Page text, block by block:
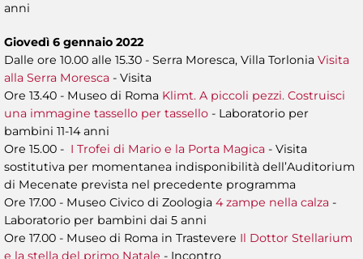
anni
Giovedì 6 gennaio 2022
Dalle ore 10.00 alle 15.30 - Serra Moresca, Villa Torlonia Visita
alla Serra Moresca - Visita
Ore 13.40 - Museo di Roma Klimt. A piccoli pezzi. Costruisci
una immagine tassello per tassello - Laboratorio per
bambini 11-14 anni
Ore 15.00 - I Trofei di Mario e la Porta Magica - Visita
sostitutiva per momentanea indisponibilità dell’Auditorium
di Mecenate prevista nel precedente programma
Ore 17.00 - Museo Civico di Zoologia 4 zampe nella calza -
Laboratorio per bambini dai 5 anni
Ore 17.00 - Museo di Roma in Trastevere Il Dottor Stellarium
e la stella del primo Natale - Incontro